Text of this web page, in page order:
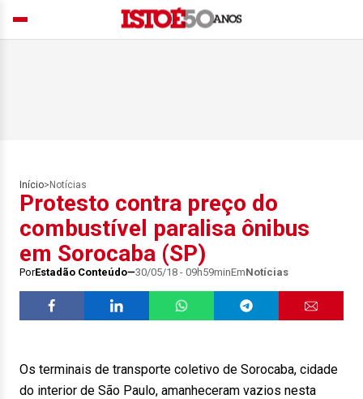
Início> Notícias
Protesto contra preço do
combustível paralisa ônibus
em Sorocaba (SP)
PorEstadão Conteúdo 30/05/18 - 09h59minEmNotícias
Os terminais de transporte coletivo de Sorocaba, cidade
do interior de São Paulo, amanheceram vazios nesta